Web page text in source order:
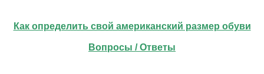
Как определить свой американский размер обуви
Вопросы / Ответы